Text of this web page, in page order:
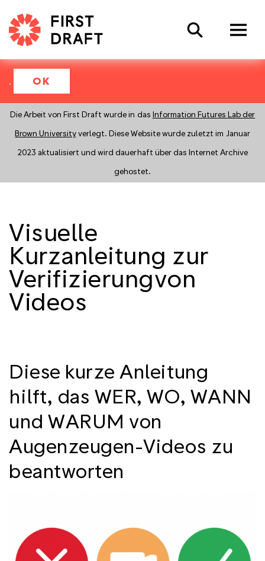
. OK
Die Arbeit von First Draft wurde in das Information Futures Lab der
Brown Universityverlegt. Diese Website wurde zuletzt im Januar
2023 aktualisiert und wird dauerhaft über das Internet Archive
gehostet.
Search
Visuelle
Kurzanleitung zur
Verifizierungvon
Videos
Diese kurze Anleitung
hilft, das WER, WO, WANN
und WARUM von
Augenzeugen-Videos zu
beantworten